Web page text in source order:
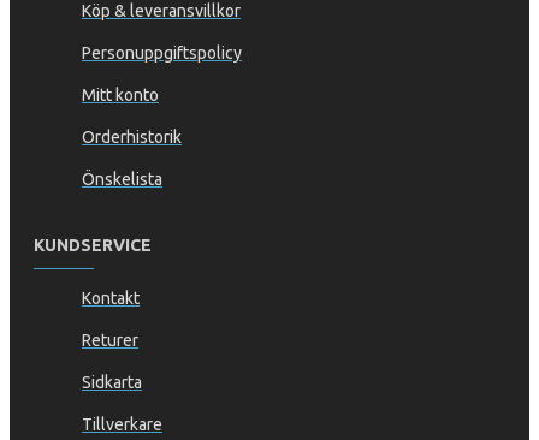
Köp & leveransvillkor
Personuppgiftspolicy
Mitt konto
Orderhistorik
Önskelista
KUNDSERVICE
Kontakt
Returer
Sidkarta
Tillverkare